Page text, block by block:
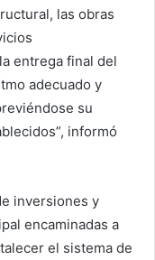
las obras
entrega final del
adecuado y
su
informó
inversiones y
encaminadas a
el sistema de